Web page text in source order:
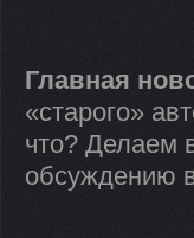
Главная
«старого»
что? Делаем
обсуждению